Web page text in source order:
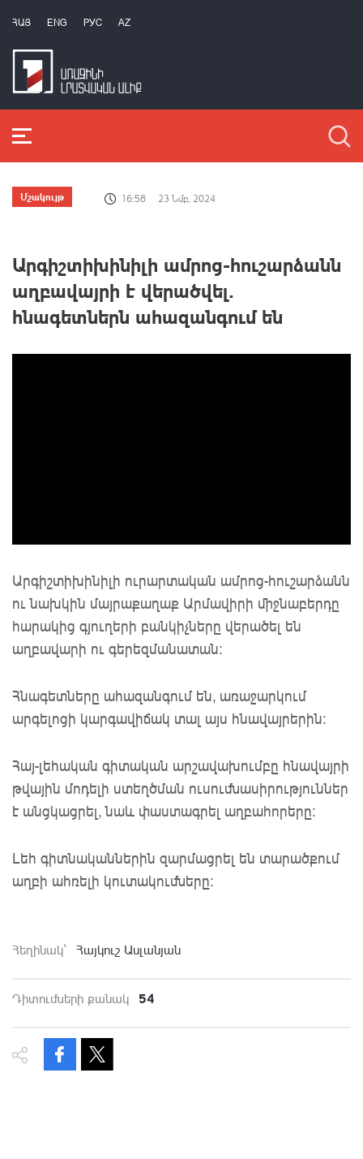
ՀԱՅ ENG РУС AZ
Մշակույթ 16:58 23 Նմբ, 2024
Արգիշտիխինիլի ամրոց-հուշարձանն
աղբավայրի է վերածվել.
հնագետներն ահազանգում են
Արգիշտիխինիլի ուրարտական ամրոց-հուշարձանն
ու նախկին մայրաքաղաք Արմավիրի միջնաբերդը
հարակից գյուղերի բանկիչները վերածել են
աղբավարի ու գերեզմանատան:
Հնագետները ահազանգում են, առաջարկում
արգելոցի կարգավիճակ տալ այս հնավայրերին:
Հայ-լեհական գիտական արշավախումբը հնավայրի
թվային մոդելի ստեղծման ուսումնասիրություններ
է անցկացրել, նաև փաստագրել աղբահորերը:
Լեհ գիտնականներին զարմացրել են տարածքում
աղբի ահռելի կուտակումները:
Հեղինակ` Հայկուշ Ասլանյան
Դիտումների քանակ 54